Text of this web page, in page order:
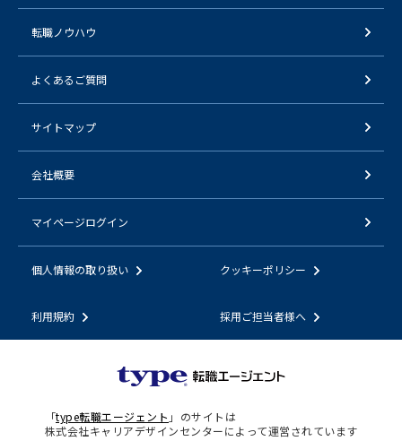
転職ノウハウ
よくあるご質問
サイトマップ
会社概要
マイページログイン
個人情報の取り扱い クッキーポリシー
利用規約 採用ご担当者様へ
「type転職エージェント 」のサイトは
株式会社キャリアデザインセンターによって運営されています